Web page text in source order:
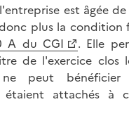
est âgée
plus la condition
A du CGI
. Elle
de l'exercice clos
peut bénéficier
étaient attachés à